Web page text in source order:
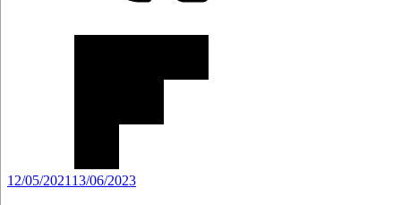
Publicado
12/05/2021 13/06/2023